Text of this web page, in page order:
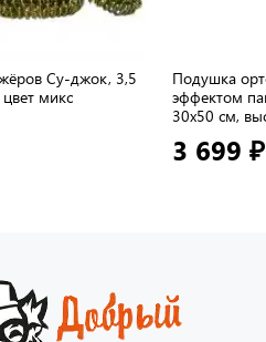
Су-джок, 3,5
микс
Подушка
эффектом
30х50 см,
3 699 ₽